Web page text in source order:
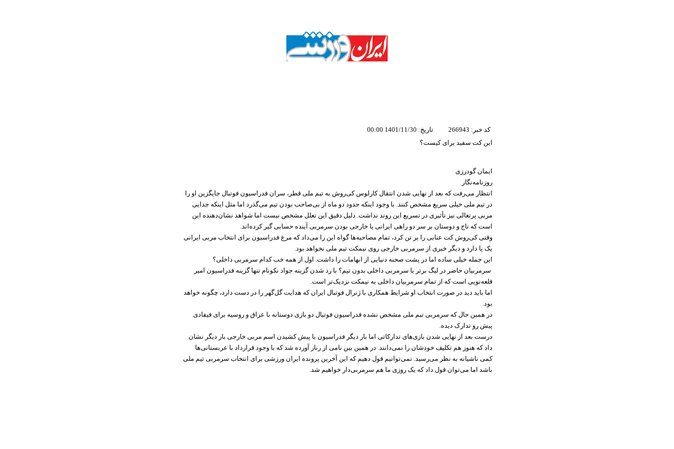
کد خبر: 266943
تاریخ: 1401/11/30 00:00
این کت سفید برای کیست؟
ایمان گودرزی
روزنامه‌نگار
انتظار می‌رفت که بعد از نهایی شدن انتقال کارلوس کی‌روش به تیم ملی قطر، سران فدراسیون فوتبال جایگزین او را
در تیم ملی خیلی سریع مشخص کنند. با وجود اینکه حدود دو ماه از بی‌صاحب بودن تیم می‌گذرد اما مثل اینکه جدایی
مربی پرتغالی نیز تأثیری در تسریع این روند نداشت. دلیل دقیق این تعلل مشخص نیست اما شواهد نشان‌دهنده این
است که تاج و دوستان بر سر دو راهی ایرانی یا خارجی بودن سرمربی آینده حسابی گیر کرده‌اند.
وقتی کی‌روش کت عنابی را بر تن کرد، تمام مصاحبه‌ها گواه این را می‌داد که مرغ فدراسیون برای انتخاب مربی ایرانی
یک پا دارد و دیگر خبری از سرمربی خارجی روی نیمکت تیم ملی نخواهد بود.
این جمله خیلی ساده اما در پشت صحنه دنیایی از ابهامات را داشت. اول از همه خب کدام سرمربی داخلی؟
سرمربیان حاضر در لیگ برتر یا سرمربی داخلی بدون تیم؟ با رد شدن گزینه جواد نکونام تنها گزینه فدراسیون امیر
قلعه‌نویی است که از تمام سرمربیان داخلی به نیمکت نزدیک‌تر است.
اما باید دید در صورت انتخاب او شرایط همکاری با ژنرال فوتبال ایران که هدایت گل‌گهر را در دست دارد، چگونه خواهد
بود.
در همین حال که سرمربی تیم ملی مشخص نشده فدراسیون فوتبال دو بازی دوستانه با عراق و روسیه برای فیفادی
پیش رو تدارک دیده.
درست بعد از نهایی شدن بازی‌های تدارکاتی اما بار دیگر فدراسیون با پیش کشیدن اسم مربی خارجی بار دیگر نشان
داد که هنوز هم تکلیف خودشان را نمی‌دانند. در همین بین نامی از رنار آورده شد که با وجود قرارداد با عربستانی‌ها
کمی ناشیانه به نظر می‌رسید. نمی‌توانیم قول دهیم که این آخرین پرونده ایران ورزشی برای انتخاب سرمربی تیم ملی
باشد اما می‌توان قول داد که یک روزی ما هم سرمربی‌دار خواهیم شد.